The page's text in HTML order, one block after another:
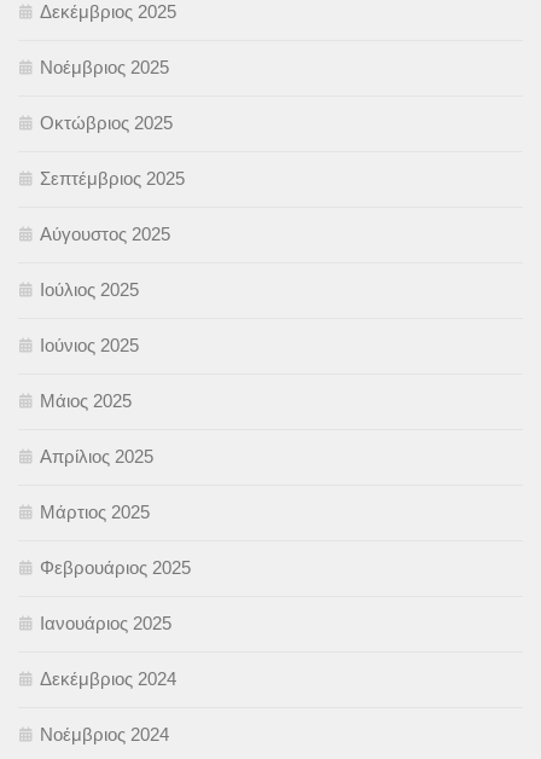
Δεκέμβριος 2025
Νοέμβριος 2025
Οκτώβριος 2025
Σεπτέμβριος 2025
Αύγουστος 2025
Ιούλιος 2025
Ιούνιος 2025
Μάιος 2025
Απρίλιος 2025
Μάρτιος 2025
Φεβρουάριος 2025
Ιανουάριος 2025
Δεκέμβριος 2024
Νοέμβριος 2024